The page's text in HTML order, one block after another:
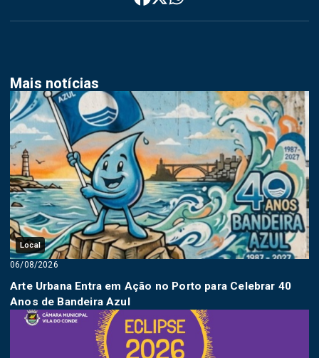
Mais notícias
Local
06/08/2026
Arte Urbana Entra em Ação no Porto para Celebrar 40
Anos de Bandeira Azul